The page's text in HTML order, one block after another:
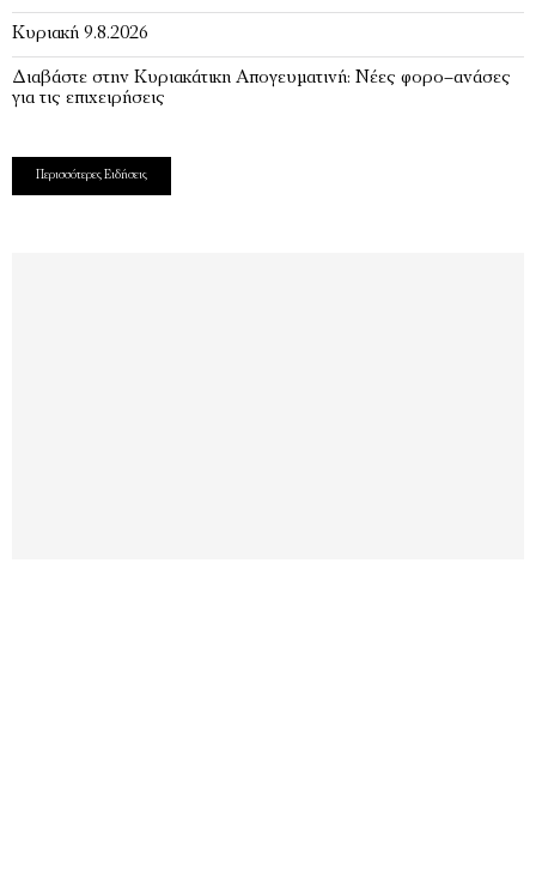
Κυριακή 9.8.2026
Διαβάστε στην Κυριακάτικη Απογευματινή: Νέες φορο–ανάσες
για τις επιχειρήσεις
Περισσότερες Ειδήσεις